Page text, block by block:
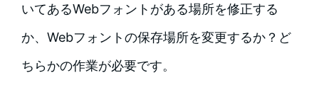
いてあるWebフォントがある場所を修正する
か、Webフォントの保存場所を変更するか？ど
ちらかの作業が必要です。